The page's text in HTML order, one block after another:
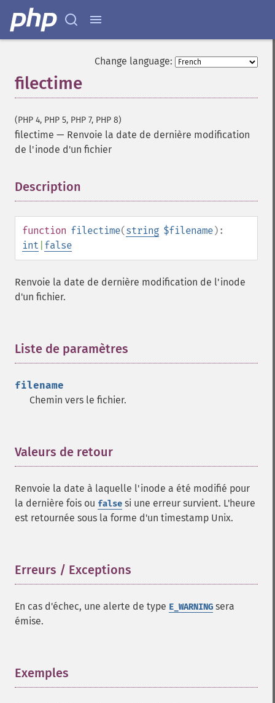
Change language:
filectime
(PHP 4, PHP 5, PHP 7, PHP 8)
filectime — Renvoie la date de dernière modification
de l'inode d'un fichier
Description
function filectime(string $filename):
int false
Renvoie la date de dernière modification de l'inode
d'un fichier.
Liste de paramètres
filename
Chemin vers le fichier.
Valeurs de retour
Renvoie la date à laquelle l'inode a été modifié pour
la dernière fois ou false si une erreur survient. L'heure
est retournée sous la forme d'un timestamp Unix.
Erreurs / Exceptions
En cas d'échec, une alerte de type E_WARNING sera
émise.
Exemples